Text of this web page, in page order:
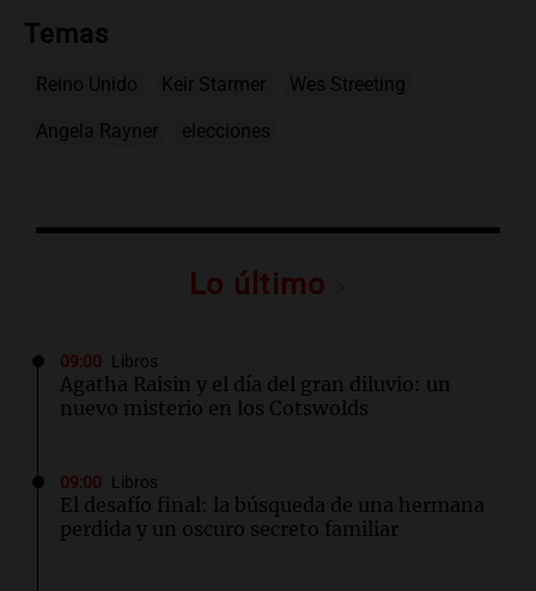
Temas
Reino Unido Keir Starmer Wes Streeting
Angela Rayner elecciones
Lo último
09:00 Libros
Agatha Raisin y el día del gran diluvio: un
nuevo misterio en los Cotswolds
09:00 Libros
El desafío final: la búsqueda de una hermana
perdida y un oscuro secreto familiar